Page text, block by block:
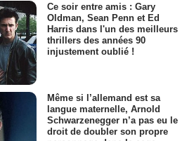
Ce soir entre amis : Gary
Oldman, Sean Penn et Ed
Harris dans l'un des meilleurs
thrillers des années 90
injustement oublié !
Même si l’allemand est sa
langue maternelle, Arnold
Schwarzenegger n’a pas eu le
droit de doubler son propre